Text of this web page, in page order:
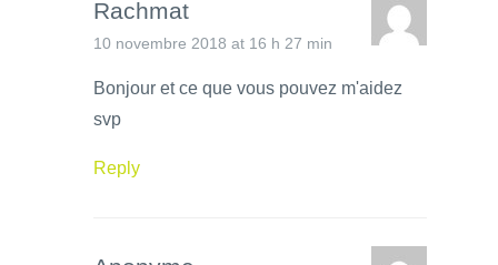
Rachmat
10 novembre 2018 at 16 h 27 min
Bonjour et ce que vous pouvez m'aidez
svp
Reply